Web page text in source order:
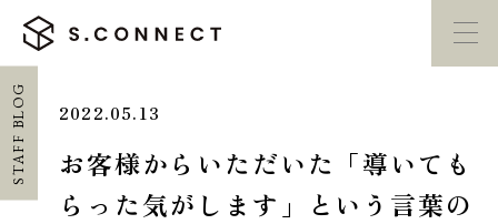
家づくり勉強会 カタログ請求
STAFF BLOG 2022.05.13
お客様からいただいた「導いても
らった気がします」という言葉の